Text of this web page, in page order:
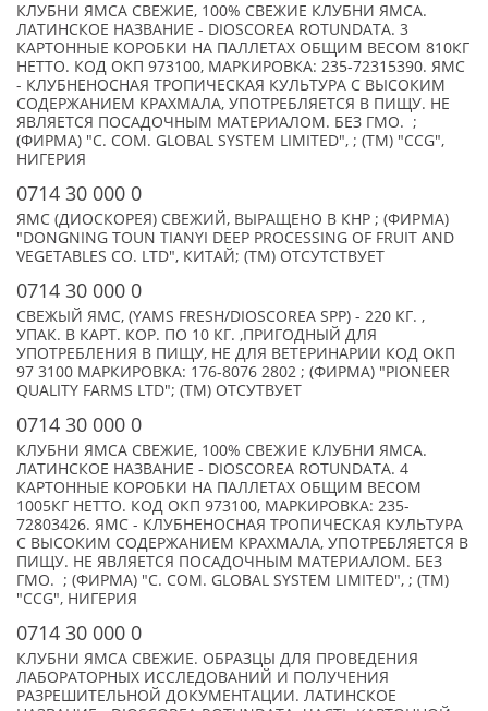
КЛУБНИ ЯМСА СВЕЖИЕ, 100% СВЕЖИЕ КЛУБНИ ЯМСА.
ЛАТИНСКОЕ НАЗВАНИЕ - DIOSCOREA ROTUNDATA. 3
КАРТОННЫЕ КОРОБКИ НА ПАЛЛЕТАХ ОБЩИМ ВЕСОМ 810КГ
НЕТТО. КОД ОКП 973100, МАРКИРОВКА: 235-72315390. ЯМС
- КЛУБНЕНОСНАЯ ТРОПИЧЕСКАЯ КУЛЬТУРА С ВЫСОКИМ
СОДЕРЖАНИЕМ КРАХМАЛА, УПОТРЕБЛЯЕТСЯ В ПИЩУ. НЕ
ЯВЛЯЕТСЯ ПОСАДОЧНЫМ МАТЕРИАЛОМ. БЕЗ ГМО. ;
(ФИРМА) "C. COM. GLOBAL SYSTEM LIMITED", ; (TM) "CCG",
НИГЕРИЯ
0714 30 000 0
ЯМС (ДИОСКОРЕЯ) СВЕЖИЙ, ВЫРАЩЕНО В КНР ; (ФИРМА)
"DONGNING TOUN TIANYI DEEP PROCESSING OF FRUIT AND
VEGETABLES CO. LTD", КИТАЙ; (TM) ОТСУТСТВУЕТ
0714 30 000 0
СВЕЖЫЙ ЯМС, (YAMS FRESH/DIOSCOREA SPP) - 220 КГ. ,
УПАК. В КАРТ. КОР. ПО 10 КГ. ,ПРИГОДНЫЙ ДЛЯ
УПОТРЕБЛЕНИЯ В ПИЩУ, НЕ ДЛЯ ВЕТЕРИНАРИИ КОД ОКП
97 3100 МАРКИРОВКА: 176-8076 2802 ; (ФИРМА) "PIONEER
QUALITY FARMS LTD"; (TM) ОТСУТВУЕТ
0714 30 000 0
КЛУБНИ ЯМСА СВЕЖИЕ, 100% СВЕЖИЕ КЛУБНИ ЯМСА.
ЛАТИНСКОЕ НАЗВАНИЕ - DIOSCOREA ROTUNDATA. 4
КАРТОННЫЕ КОРОБКИ НА ПАЛЛЕТАХ ОБЩИМ ВЕСОМ
1005КГ НЕТТО. КОД ОКП 973100, МАРКИРОВКА: 235-
72803426. ЯМС - КЛУБНЕНОСНАЯ ТРОПИЧЕСКАЯ КУЛЬТУРА
С ВЫСОКИМ СОДЕРЖАНИЕМ КРАХМАЛА, УПОТРЕБЛЯЕТСЯ В
ПИЩУ. НЕ ЯВЛЯЕТСЯ ПОСАДОЧНЫМ МАТЕРИАЛОМ. БЕЗ
ГМО. ; (ФИРМА) "C. COM. GLOBAL SYSTEM LIMITED", ; (TM)
"CCG", НИГЕРИЯ
0714 30 000 0
КЛУБНИ ЯМСА СВЕЖИЕ. ОБРАЗЦЫ ДЛЯ ПРОВЕДЕНИЯ
ЛАБОРАТОРНЫХ ИССЛЕДОВАНИЙ И ПОЛУЧЕНИЯ
РАЗРЕШИТЕЛЬНОЙ ДОКУМЕНТАЦИИ. ЛАТИНСКОЕ